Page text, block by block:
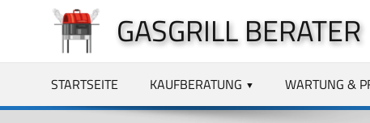
springen
GASGRILL BERATER
STARTSEITE KAUFBERATUNG WARTUNG &